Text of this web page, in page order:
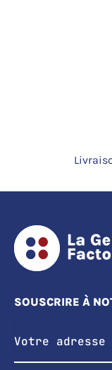
SOUSCRIRE À